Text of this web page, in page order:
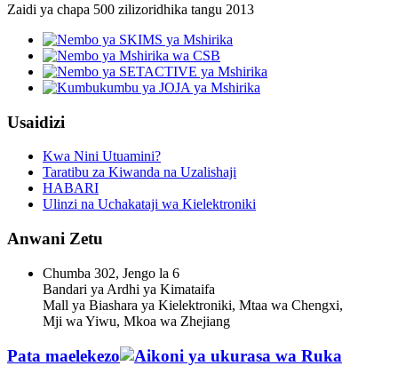
Zaidi ya chapa 500 zilizoridhika tangu 2013
Usaidizi
Kwa Nini Utuamini?
Taratibu za Kiwanda na Uzalishaji
HABARI
Ulinzi na Uchakataji wa Kielektroniki
Anwani Zetu
Chumba 302, Jengo la 6
Bandari ya Ardhi ya Kimataifa
Mall ya Biashara ya Kielektroniki, Mtaa wa Chengxi,
Mji wa Yiwu, Mkoa wa Zhejiang
Pata maelekezo